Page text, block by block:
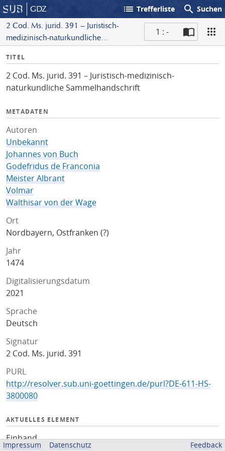
GDZ list Trefferliste search Suchen
2 Cod. Ms. jurid. 391 – Juristisch-
medizinisch-naturkundliche
1 : -
I
f
o
TITEL
2 Cod. Ms. jurid. 391 – Juristisch-medizinisch-
naturkundliche Sammelhandschrift
METADATEN
Autoren
Unbekannt
Johannes von Buch
Godefridus de Franconia
Meister Albrant
Volmar
Walthisar von der Wage
Ort
Nordbayern, Ostfranken (?)
Jahr
1474
Digitalisierungsdatum
2021
Sprache
Deutsch
Signatur
2 Cod. Ms. jurid. 391
PURL
http://resolver.sub.uni-goettingen.de/purl?DE-611-HS-
3800080
AKTUELLES ELEMENT
Einband
Impressum Datenschutz Feedback